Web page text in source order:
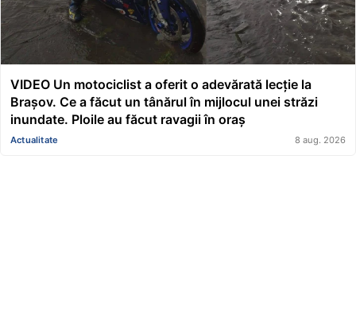
VIDEO Un motociclist a oferit o adevărată lecție la
Brașov. Ce a făcut un tânărul în mijlocul unei străzi
inundate. Ploile au făcut ravagii în oraș
Actualitate 8 aug. 2026